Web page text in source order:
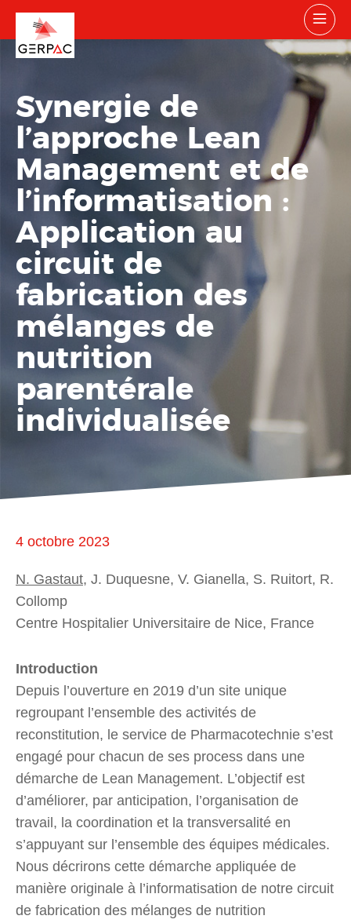
Synergie de
l’approche Lean
Management et de
l’informatisation :
Application au
circuit de
fabrication des
mélanges de
nutrition
parentérale
individualisée
4 octobre 2023
N. Gastaut, J. Duquesne, V. Gianella, S. Ruitort, R.
Collomp
Centre Hospitalier Universitaire de Nice, France
Introduction
Depuis l’ouverture en 2019 d’un site unique
regroupant l’ensemble des activités de
reconstitution, le service de Pharmacotechnie s’est
engagé pour chacun de ses process dans une
démarche de Lean Management. L’objectif est
d’améliorer, par anticipation, l’organisation de
travail, la coordination et la transversalité en
s’appuyant sur l’ensemble des équipes médicales.
Nous décrirons cette démarche appliquée de
manière originale à l’informatisation de notre circuit
de fabrication des mélanges de nutrition